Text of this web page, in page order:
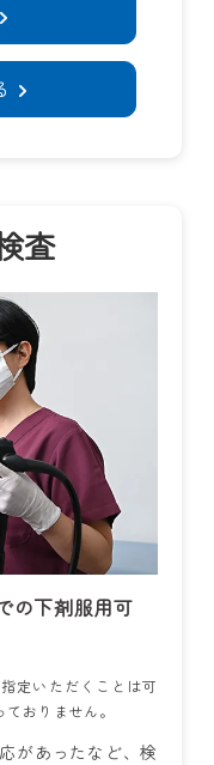
査
の下剤服用可
定いただくことは可
おりません。
があったなど、検